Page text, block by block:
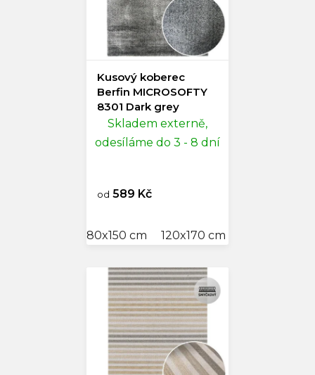
Kusový koberec
Berfin MICROSOFTY
8301 Dark grey
Skladem externě,
odesíláme do 3 - 8 dní
od 589 Kč
80x150 cm 120x170 cm